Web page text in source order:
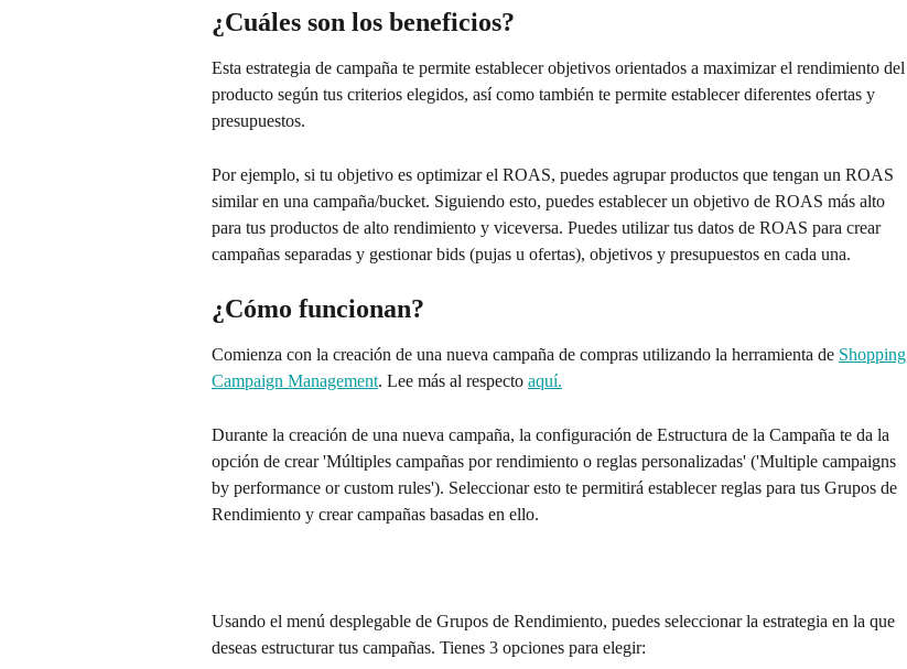
¿Cuáles son los beneficios?
Esta estrategia de campaña te permite establecer objetivos orientados a maximizar el rendimiento del
producto según tus criterios elegidos, así como también te permite establecer diferentes ofertas y
presupuestos.
Por ejemplo, si tu objetivo es optimizar el ROAS, puedes agrupar productos que tengan un ROAS
similar en una campaña/bucket. Siguiendo esto, puedes establecer un objetivo de ROAS más alto
para tus productos de alto rendimiento y viceversa. Puedes utilizar tus datos de ROAS para crear
campañas separadas y gestionar bids (pujas u ofertas), objetivos y presupuestos en cada una.
¿Cómo funcionan?
Comienza con la creación de una nueva campaña de compras utilizando la herramienta de Shopping
Campaign Management. Lee más al respecto aquí.
Durante la creación de una nueva campaña, la configuración de Estructura de la Campaña te da la
opción de crear 'Múltiples campañas por rendimiento o reglas personalizadas' ('Multiple campaigns
by performance or custom rules'). Seleccionar esto te permitirá establecer reglas para tus Grupos de
Rendimiento y crear campañas basadas en ello.
Usando el menú desplegable de Grupos de Rendimiento, puedes seleccionar la estrategia en la que
deseas estructurar tus campañas. Tienes 3 opciones para elegir: